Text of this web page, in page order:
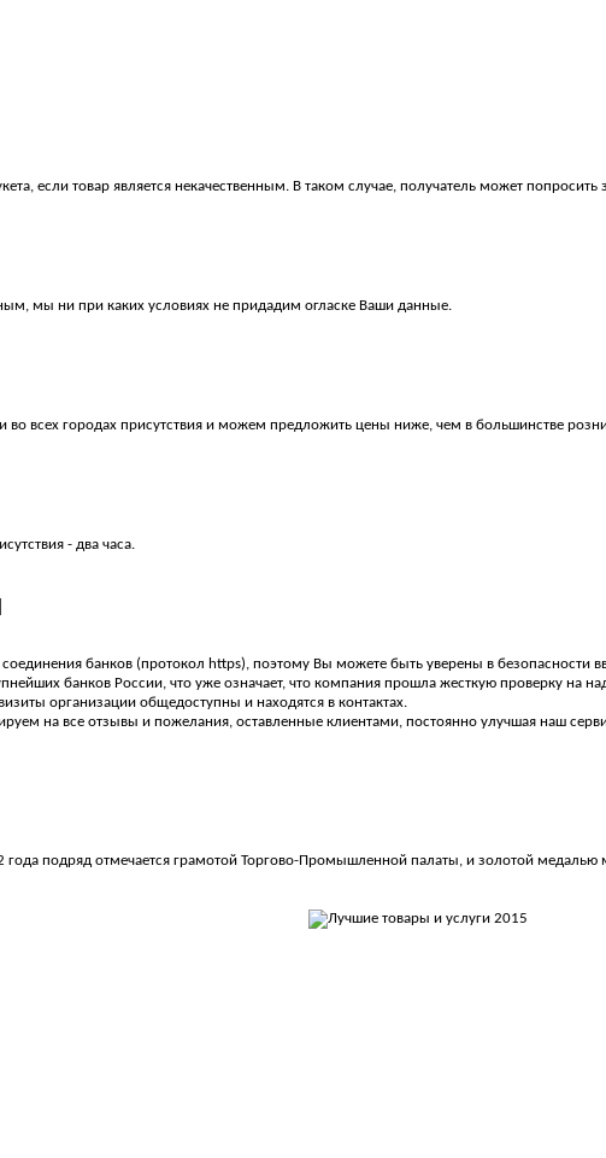
если товар является некачественным. В таком случае, получатель может
мы ни при каких условиях не придадим огласке Ваши данные.
всех городах присутствия и можем предложить цены ниже, чем в большинстве
- два часа.
банков (протокол https), поэтому Вы можете быть уверены в безопасности
банков России, что уже означает, что компания прошла жесткую проверку на
организации общедоступны и находятся в контактах.
на все отзывы и пожелания, оставленные клиентами, постоянно улучшая наш
года подряд отмечается грамотой Торгово-Промышленной палаты, и золотой